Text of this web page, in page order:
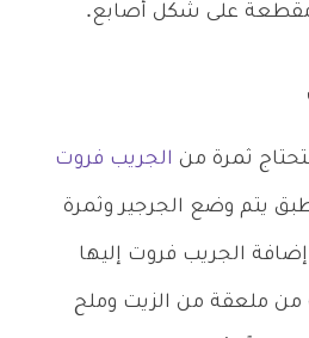
على شكل أصابع.
ثمرة من الجريب فروت
يتم وضع الجرجير وثمرة
الجريب فروت إليها
من ملعقة من الزيت وملح